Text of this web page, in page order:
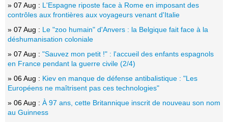
» 07 Aug : L'Espagne riposte face à Rome en imposant des
contrôles aux frontières aux voyageurs venant d'Italie
» 07 Aug : Le "zoo humain" d'Anvers : la Belgique fait face à la
déshumanisation coloniale
» 07 Aug : "Sauvez mon petit !" : l'accueil des enfants espagnols
en France pendant la guerre civile (2/4)
» 06 Aug : Kiev en manque de défense antibalistique : "Les
Européens ne maîtrisent pas ces technologies"
» 06 Aug : À 97 ans, cette Britannique inscrit de nouveau son nom
au Guinness